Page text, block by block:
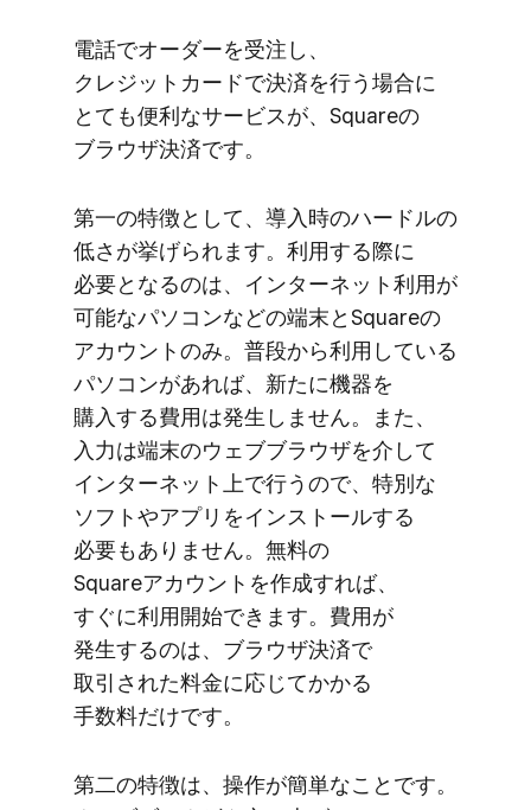
電話で​オーダーを​受注し、​
クレジットカードで​決済を​行う​場合に​
とても​便利な​サービスが、​Squareの​
ブラウザ決済です。
第一の​特徴と​して、​導入時の​ハードルの​
低さが​挙げられます。​利用する​際に​
必要と​なるのは、​インターネット利用が​
可能な​パソコンなどの​端末と​Squareの​
アカウントのみ。​普段から​利用している​
パソコンが​あれば、​新たに​機器を​
購入する​費用は​発生しません。​また、​
入力は​端末の​ウェブブラウザを​介して​
インターネット上で​行うので、​特別な​
ソフトや​アプリを​インストールする​
必要も​ありません。​無料の​
Squareアカウントを​作成すれば、​
すぐに​利用開始できます。​費用が​
発生するのは、​ブラウザ決済で​
取引された​料金に​応じて​かかる​
手数料だけです。
第二の​特徴は、​操作が​簡単な​ことです。​